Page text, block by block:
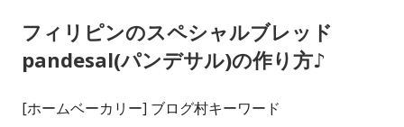
き
ま
開
き
開
き
ー
フィリピンのスペシャルブレッド
pandesal(パンデサル)の作り方♪
[ホームベーカリー] ブログ村キーワード